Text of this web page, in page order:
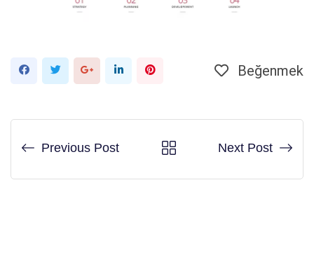
Google+LinkedInPinterest'in Beğenmek
Previous Post Next Post